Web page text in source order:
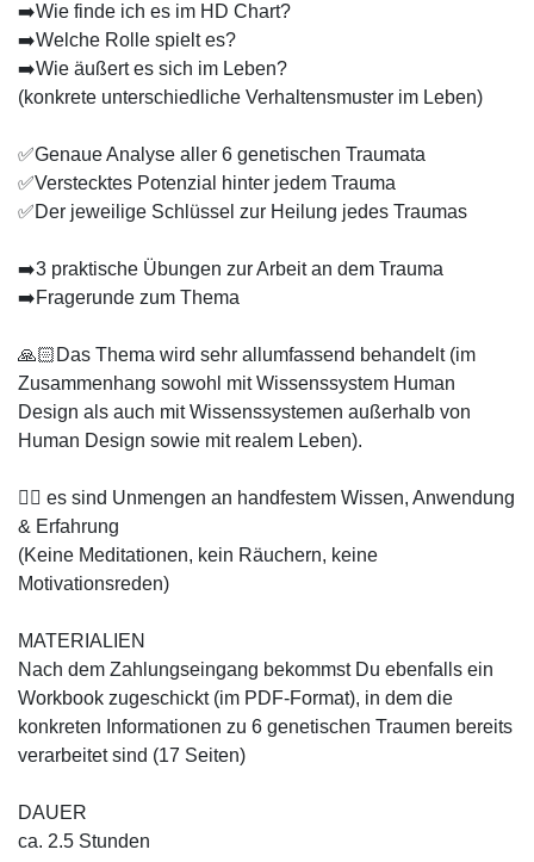
➡️Wie finde ich es im HD Chart?
➡️Welche Rolle spielt es?
➡️Wie äußert es sich im Leben?
(konkrete unterschiedliche Verhaltensmuster im Leben)
✅Genaue Analyse aller 6 genetischen Traumata
✅Verstecktes Potenzial hinter jedem Trauma
✅Der jeweilige Schlüssel zur Heilung jedes Traumas
➡️3 praktische Übungen zur Arbeit an dem Trauma
➡️Fragerunde zum Thema
🙏🏻Das Thema wird sehr allumfassend behandelt (im
Zusammenhang sowohl mit Wissenssystem Human
Design als auch mit Wissenssystemen außerhalb von
Human Design sowie mit realem Leben).
👌🏻 es sind Unmengen an handfestem Wissen, Anwendung
& Erfahrung
(Keine Meditationen, kein Räuchern, keine
Motivationsreden)
MATERIALIEN
Nach dem Zahlungseingang bekommst Du ebenfalls ein
Workbook zugeschickt (im PDF-Format), in dem die
konkreten Informationen zu 6 genetischen Traumen bereits
verarbeitet sind (17 Seiten)
DAUER
ca. 2.5 Stunden